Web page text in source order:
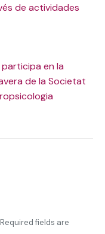
de actividades
en la
de la Societat
fields are